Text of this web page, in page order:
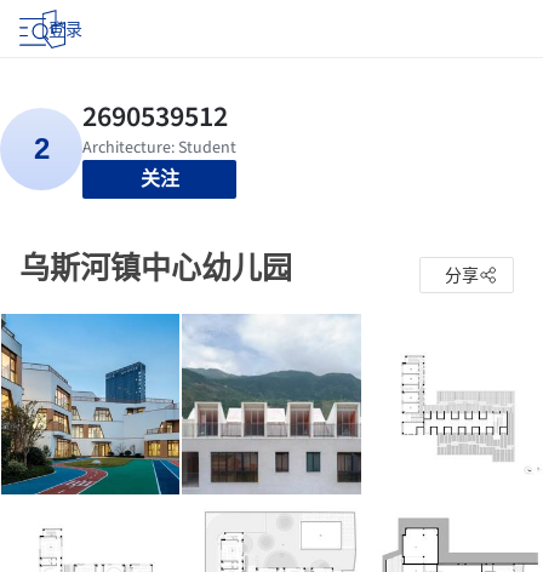
登录
关注
乌斯河镇中心幼儿园 分享